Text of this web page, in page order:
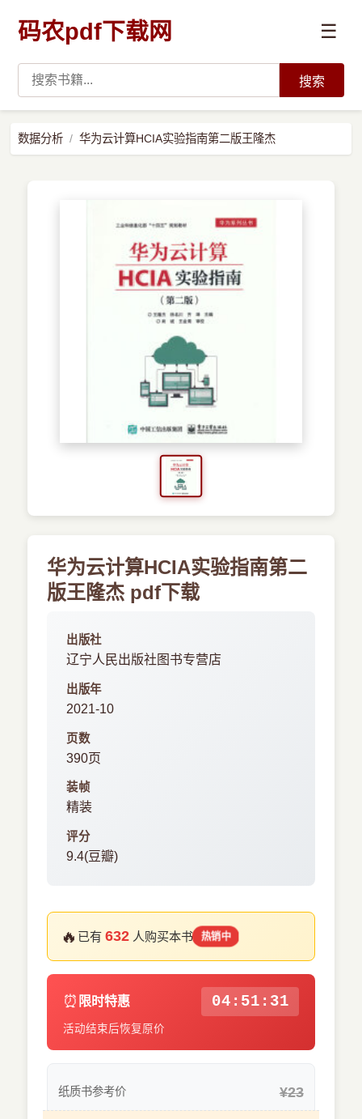
码农pdf下载网 ☰
预订书籍
搜索
数据分析 华为云计算HCIA实验指南第二版王隆杰
华为云计算HCIA实验指南第二
版王隆杰 pdf下载
出版社
辽宁人民出版社图书专营店
出版年
2021-10
页数
390页
装帧
精装
评分
9.4(豆瓣)
🔥 已有632 人购买本书 热销中
⏰ 限时特惠 04:51:30
活动结束后恢复原价
纸质书参考价 ¥23